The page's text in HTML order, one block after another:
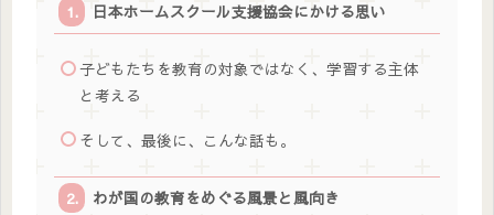
日本ホームスクール支援協会にかける思い
子どもたちを教育の対象ではなく、学習する主体
と考える
そして、最後に、こんな話も。
わが国の教育をめぐる風景と風向き